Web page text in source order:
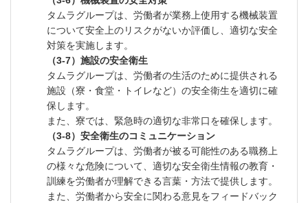
タムラグループは、労働者が業務上使用する機械装置
について安全上のリスクがないか評価し、適切な安全
対策を実施します。
（3-7）施設の安全衛生
タムラグループは、労働者の生活のために提供される
施設（寮・食堂・トイレなど）の安全衛生を適切に確
保します。
また、寮では、緊急時の適切な非常口を確保します。
（3-8）安全衛生のコミュニケーション
タムラグループは、労働者が被る可能性のある職務上
の様々な危険について、適切な安全衛生情報の教育・
訓練を労働者が理解できる言葉・方法で提供します。
また、労働者から安全に関わる意見をフィードバック